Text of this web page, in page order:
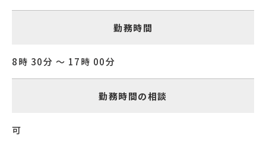
勤務時間
8時 30分 〜 17時 00分
勤務時間の相談
可